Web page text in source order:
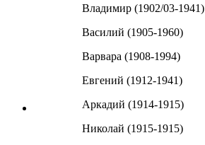
Владимир (1902/03-1941)
Василий (1905-1960)
Варвара (1908-1994)
Евгений (1912-1941)
Аркадий (1914-1915)
Николай (1915-1915)